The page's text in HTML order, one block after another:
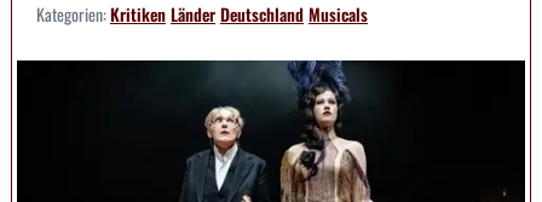
Kategorien:KritikenLänderDeutschlandMusicals